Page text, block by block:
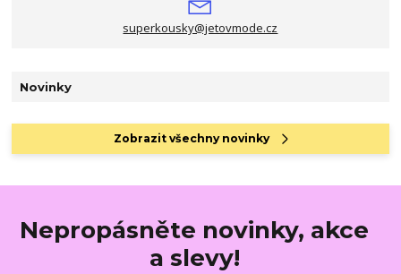
superkousky@jetovmode.cz
Novinky
Zobrazit všechny novinky
Nepropásněte novinky, akce
a slevy!